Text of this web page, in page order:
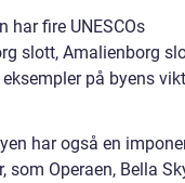
har fire UNESCOs
slott, Amalienborg
på byens
har også en
Operaen, Bella